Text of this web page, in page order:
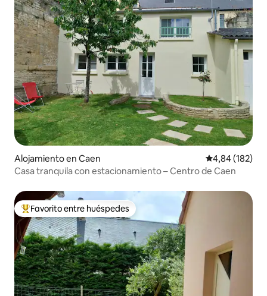
Alojamiento en Caen Calificación
4,84 (182)
Casa tranquila con estacionamiento – Centro de Caen
Favorito entre los huéspedes más destacados
Favorito entre huéspedes